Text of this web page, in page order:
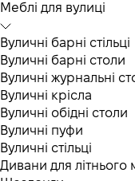
Меблі для вулиці
Вуличні барні стільці
Вуличні барні столи
Вуличні журнальні
Вуличні крісла
Вуличні обідні столи
Вуличні пуфи
Вуличні стільці
Дивани для літнього